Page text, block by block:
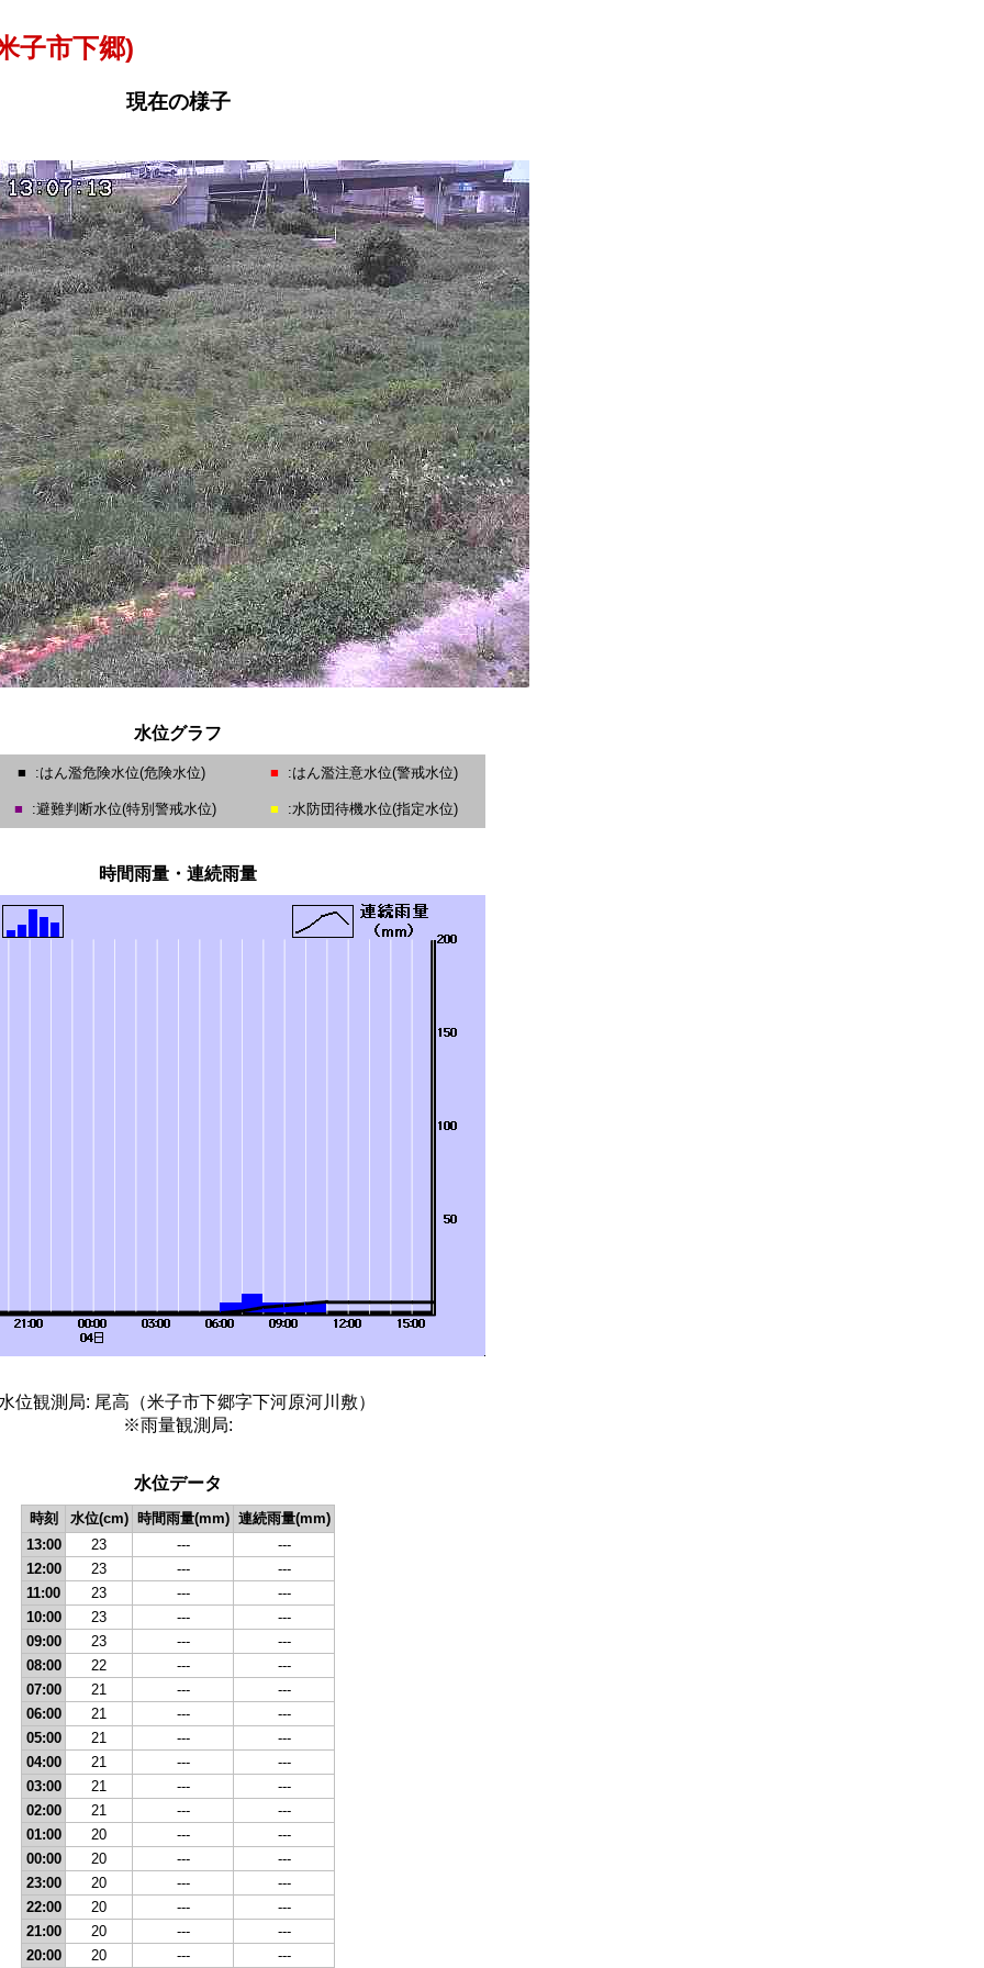
子市下郷)
現在の様子
水位グラフ
■ :はん濫危険水位(危険水位) ■ :はん濫注意水位(警戒水位)
■ :避難判断水位(特別警戒水位) ■ :水防団待機水位(指定水位)
時間雨量・連続雨量
位観測局: 尾高（米子市下郷字下河原河川敷）
※雨量観測局:
水位データ
時刻 水位(cm) 時間雨量(mm) 連続雨量(mm)
13:00
23 ---
---
12:00
23 ---
---
11:00
23 ---
---
10:00
23 ---
---
09:00
23 ---
---
08:00
22 ---
---
07:00
21 ---
---
06:00
21 ---
---
05:00
21 ---
---
04:00
21 ---
---
03:00
21 ---
---
02:00
21 ---
---
01:00
20 ---
---
00:00
20 ---
---
23:00
20 ---
---
22:00
20 ---
---
21:00
20 ---
---
20:00
20 --- ---